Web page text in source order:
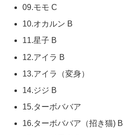
09.モモ C
10.オカルン B
11.星子 B
12.アイラ B
13.アイラ（変身）
14.ジジ B
15.ターボババア
16.ターボババア（招き猫) B